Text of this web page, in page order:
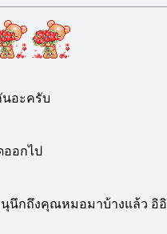
นอะครับ
ออกไป
นุนึกถึงคุณหมอมาบ้างแล้ว อิอิ